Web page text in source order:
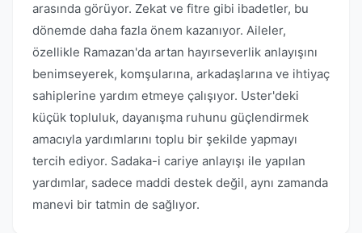
arasında görüyor. Zekat ve fitre gibi ibadetler, bu
dönemde daha fazla önem kazanıyor. Aileler,
özellikle Ramazan'da artan hayırseverlik anlayışını
benimseyerek, komşularına, arkadaşlarına ve ihtiyaç
sahiplerine yardım etmeye çalışıyor. Uster'deki
küçük topluluk, dayanışma ruhunu güçlendirmek
amacıyla yardımlarını toplu bir şekilde yapmayı
tercih ediyor. Sadaka-i cariye anlayışı ile yapılan
yardımlar, sadece maddi destek değil, aynı zamanda
manevi bir tatmin de sağlıyor.